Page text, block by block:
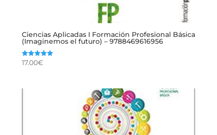
Ciencias Aplicadas I Formación Profesional Básica
(Imaginemos el futuro) – 9788469616956
Valorado
17.00€